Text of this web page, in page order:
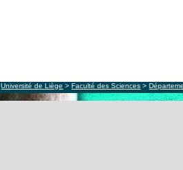
Université de Liège >Faculté des Sciences >